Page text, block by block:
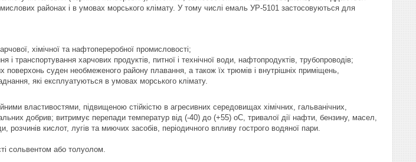
районах і в умовах морського клімату. У тому числі емаль УР-5101 застосовуються для
хімічної та нафтопереробної промисловості;
і транспортування харчових продуктів, питної і технічної води, нафтопродуктів, трубопроводів;
поверхонь суден необмеженого району плавання, а також їх трюмів і внутрішніх приміщень,
які експлуатуються в умовах морського клімату.
властивостями, підвищеною стійкістю в агресивних середовищах хімічних, гальванічних,
добрив; витримує перепади температур від (-40) до (+55) оС, тривалої дії нафти, бензину, масел,
розчинів кислот, лугів та миючих засобів, періодичного впливу гострого водяної пари.
сольвентом або толуолом.